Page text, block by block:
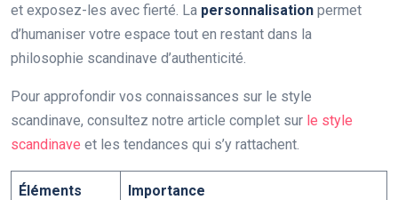
et exposez-les avec fierté. La personnalisation permet
d’humaniser votre espace tout en restant dans la
philosophie scandinave d’authenticité.
Pour approfondir vos connaissances sur le style
scandinave, consultez notre article complet sur le style
scandinave et les tendances qui s’y rattachent.
Éléments Importance